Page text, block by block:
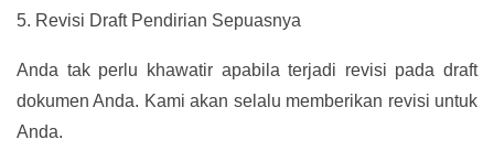
5. Revisi Draft Pendirian Sepuasnya
Anda tak perlu khawatir apabila terjadi revisi pada draft
dokumen Anda. Kami akan selalu memberikan revisi untuk
Anda.